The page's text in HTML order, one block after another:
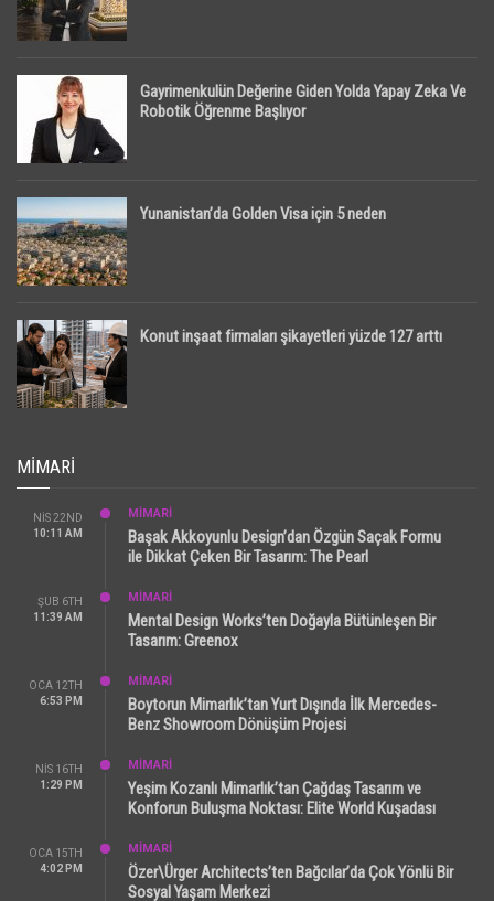
Gayrimenkulün Değerine Giden Yolda Yapay Zeka Ve
Robotik Öğrenme Başlıyor
Yunanistan’da Golden Visa için 5 neden
Konut inşaat firmaları şikayetleri yüzde 127 arttı
MIMARI
NIS 22ND
10:11 AM
MİMARİ
Başak Akkoyunlu Design’dan Özgün Saçak Formu
ile Dikkat Çeken Bir Tasarım: The Pearl
ŞUB 6TH
11:39 AM
MİMARİ
Mental Design Works’ten Doğayla Bütünleşen Bir
Tasarım: Greenox
OCA 12TH
6:53 PM
MİMARİ
Boytorun Mimarlık’tan Yurt Dışında İlk Mercedes-
Benz Showroom Dönüşüm Projesi
NIS 16TH
1:29 PM
MİMARİ
Yeşim Kozanlı Mimarlık’tan Çağdaş Tasarım ve
Konforun Buluşma Noktası: Elite World Kuşadası
OCA 15TH
4:02 PM
MİMARİ
Özer\Ürger Architects’ten Bağcılar’da Çok Yönlü Bir
Sosyal Yaşam Merkezi